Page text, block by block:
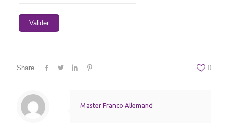
Share 0
Master Franco Allemand